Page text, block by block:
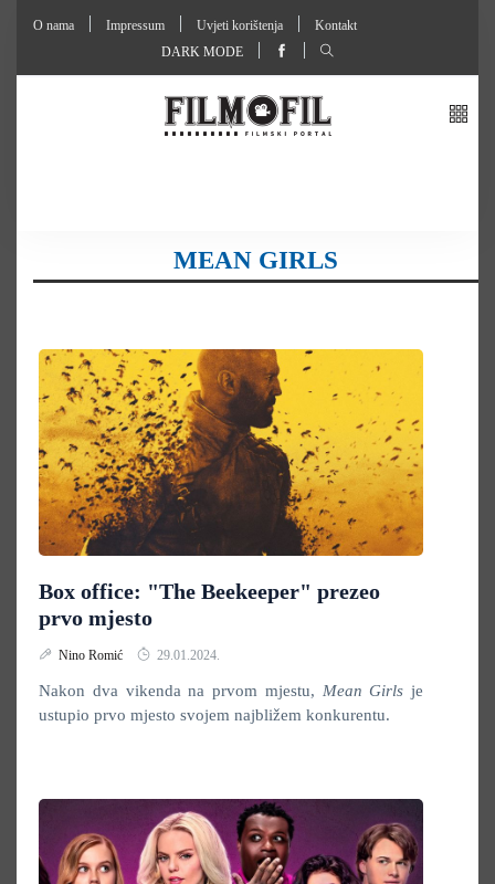
O nama Impressum Uvjeti korištenja
Kontakt
DARK MODE
MEAN GIRLS
Box office: "The Beekeeper" prezeo
prvo mjesto
Nino Romić 29.01.2024.
Nakon dva vikenda na prvom mjestu, Mean Girls je
ustupio prvo mjesto svojem najbližem konkurentu.